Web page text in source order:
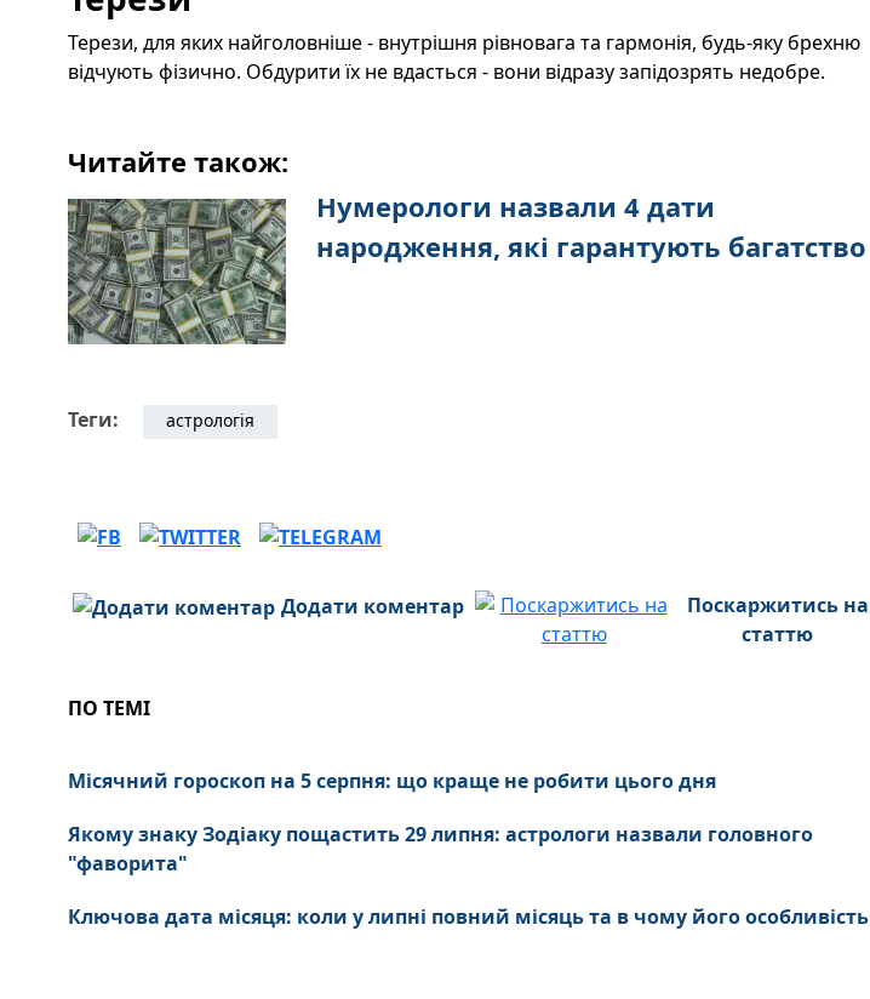
Терези, для яких найголовніше - внутрішня рівновага та гармонія, будь-яку брехню
відчують фізично. Обдурити їх не вдасться - вони відразу запідозрять недобре.
Читайте також:
Нумерологи назвали 4 дати
народження, які гарантують багатство
Теги: астрологія
Додати коментар
Поскаржитись на
статтю
ПО ТЕМІ
Місячний гороскоп на 5 серпня: що краще не робити цього дня
Якому знаку Зодіаку пощастить 29 липня: астрологи назвали головного
"фаворита"
Ключова дата місяця: коли у липні повний місяць та в чому його особливість